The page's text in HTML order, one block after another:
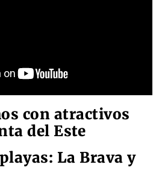
con atractivos
del Este
La Brava y